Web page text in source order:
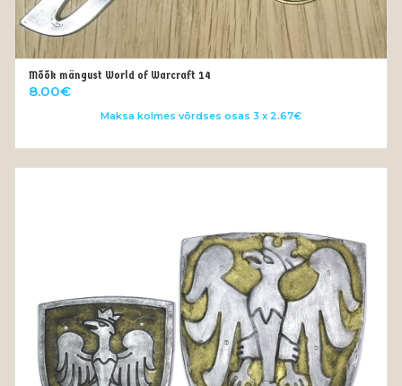
LISA KORVI
Mõõk mängust World of Warcraft 14
8.00€
Maksa kolmes võrdses osas 3 x 2.67€